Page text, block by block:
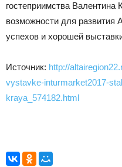
гостеприимства
возможности для развития
успехов и хорошей
Источник: http://
vystavke-inturmarket2017-
kraya_574182.html